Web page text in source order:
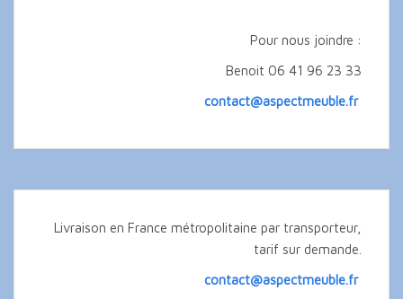
Pour nous joindre :
Benoit 06 41 96 23 33
contact@aspectmeuble.fr
Livraison en France métropolitaine par transporteur,
tarif sur demande.
contact@aspectmeuble.fr